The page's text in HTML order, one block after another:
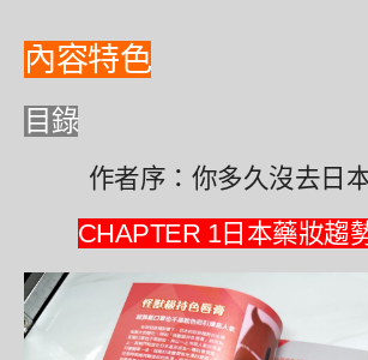
內容特色
目錄
作者序：你多久沒去日
CHAPTER 1日本藥妝趨